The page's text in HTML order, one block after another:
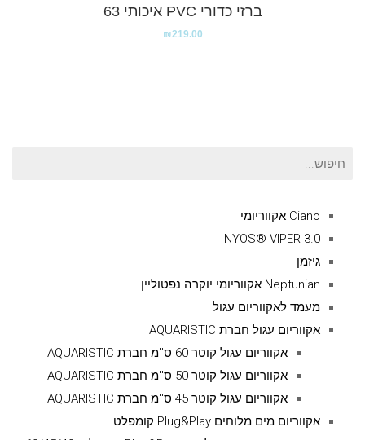
ברזי כדורי PVC איכותי 63
₪219.00
חיפוש
Ciano אקווריומי
NYOS® VIPER 3.0
גיזמן
Neptunian אקווריומי יוקרה נפטוליין
מעמד לאקווריום עגול
אקווריום עגול חברת AQUARISTIC
אקווריום עגול קוטר 60 ס''מ חברת AQUARISTIC
אקווריום עגול קוטר 50 ס''מ חברת AQUARISTIC
אקווריום עגול קוטר 45 ס''מ חברת AQUARISTIC
אקווריום מים מלוחים Plug&Play קומפלט